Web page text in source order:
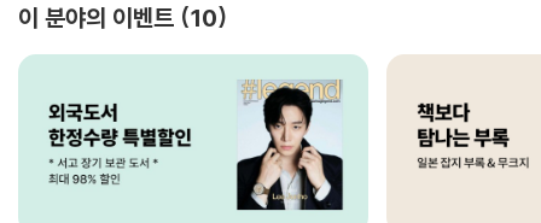
이 분야의 이벤트 10